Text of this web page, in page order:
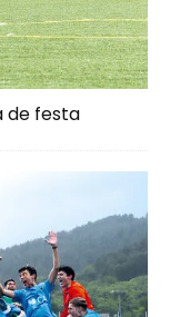
de festa